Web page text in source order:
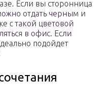
Если вы сторонница
отдать черным и
с такой цветовой
в офис. Если
подойдет